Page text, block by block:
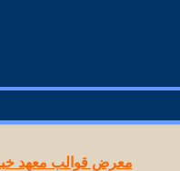
معرض قوالب معهد